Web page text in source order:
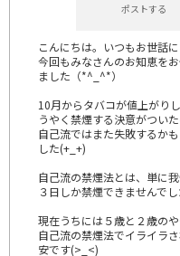
ポストする
こんにちは。いつもお世話に
今回もみなさんのお知恵を
ました（*^_^*）
10月からタバコが値上がり
うやく禁煙する決意がつい
自己流ではまた失敗するか
した(+_+)
自己流の禁煙法とは、単に
３日しか禁煙できませんで
現在うちには５歳と２歳の
自己流の禁煙法でイライラ
安です(>_<)